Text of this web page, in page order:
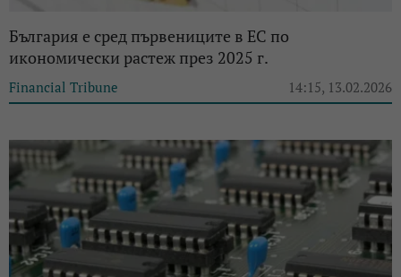
България е сред първениците в ЕС по
икономически растеж през 2025 г.
Financial Tribune 14:15, 13.02.2026